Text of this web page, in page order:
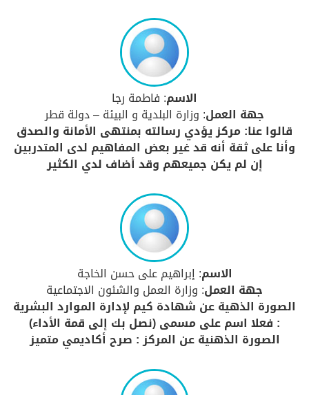
الاسم: فاطمة رجا
جهة العمل: وزارة البلدية و البيئة – دولة قطر
قالوا عنا: مركز يؤدي رسالته بمنتهى الأمانة والصدق
وأنا على ثقة أنه قد غير بعض المفاهيم لدى المتدربين
إن لم يكن جميعهم وقد أضاف لدي الكثير
الاسم: إبراهيم على حسن الخاجة
جهة العمل: وزارة العمل والشئون الاجتماعية
الصورة الذهية عن شهادة كيم لإدارة الموارد البشرية
: فعلا اسم على مسمى (نصل بك إلى قمة الأداء)
الصورة الذهنية عن المركز : صرح أكاديمي متميز